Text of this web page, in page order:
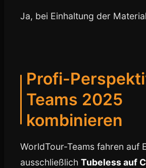
Ja, bei Einhaltung der
Profi-
Teams 2025
kombinieren
WorldTour-Teams fahren auf
ausschließlich Tubeless auf